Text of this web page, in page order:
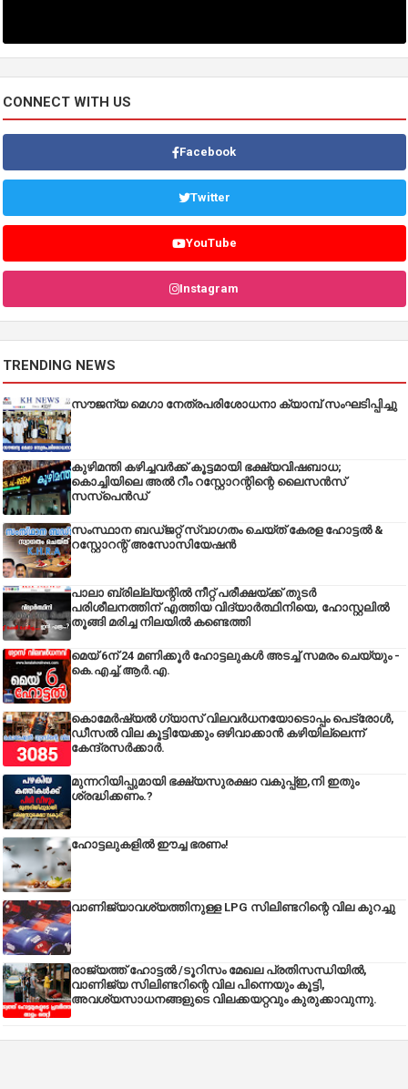
CONNECT WITH US
Facebook
Twitter
YouTube
Instagram
TRENDING NEWS
സൗജന്യ മെഗാ നേത്രപരിശോധനാ ക്യാമ്പ് സംഘടിപ്പിച്ചു
കുഴിമന്തി കഴിച്ചവർക്ക് കൂട്ടമായി ഭക്ഷ്യവിഷബാധ;
കൊച്ചിയിലെ അൽ റീം റസ്റ്റോറന്റിന്റെ ലൈസൻസ്
സസ്പെൻഡ്
സംസ്ഥാന ബഡ്‌ജറ്റ് സ്വാഗതം ചെയ്ത് കേരള ഹോട്ടൽ &
റസ്റ്റോറന്റ് അസോസിയേഷൻ
പാലാ ബ്രില്ല്യന്റിൽ നീറ്റ് പരീക്ഷയ്ക്ക് തുടർ
പരിശീലനത്തിന് എത്തിയ വിദ്യാർത്ഥിനിയെ, ഹോസ്റ്റലിൽ
തൂങ്ങി മരിച്ച നിലയിൽ കണ്ടെത്തി
മെയ് 6ന് 24 മണിക്കൂർ ഹോട്ടലുകൾ അടച്ച് സമരം ചെയ്യും -
കെ.എച്ച്.ആർ.എ.
കൊമേർഷ്യൽ ഗ്യാസ് വിലവർധനയോടൊപ്പം പെട്രോൾ,
ഡീസല്‍ വില കൂട്ടിയേക്കും ഒഴിവാക്കാന്‍ കഴിയില്ലെന്ന്
കേന്ദ്രസര്‍ക്കാര്‍.
മുന്നറിയിപ്പുമായി ഭക്ഷ്യസുരക്ഷാ വകുപ്പ്ഇ,നി ഇതും
ശ്രദ്ധിക്കണം.?
ഹോട്ടലുകളിൽ ഈച്ച ഭരണം!
വാണിജ്യാവശ്യത്തിനുള്ള LPG സിലിണ്ടറിന്റെ വില കുറച്ചു
രാജ്യത്ത് ഹോട്ടൽ /ടൂറിസം മേഖല പ്രതിസന്ധിയിൽ,
വാണിജ്യ സിലിണ്ടറിന്റെ വില പിന്നെയും കൂട്ടി,
അവശ്യസാധനങ്ങളുടെ വിലക്കയറ്റവും കുരുക്കാവുന്നു.